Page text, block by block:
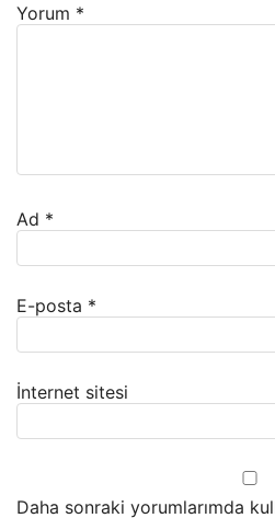
Yorum *
Ad *
E-posta *
İnternet sitesi
Daha sonraki yorumlarımda